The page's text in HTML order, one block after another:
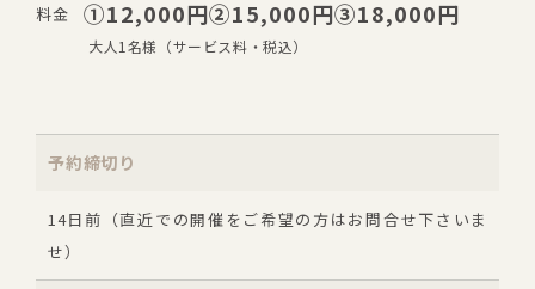
料金 ①12,000円②15,000円③18,000円
大人1名様（サービス料・税込）
予約締切り
14日前（直近での開催をご希望の方はお問合せ下さいま
せ）